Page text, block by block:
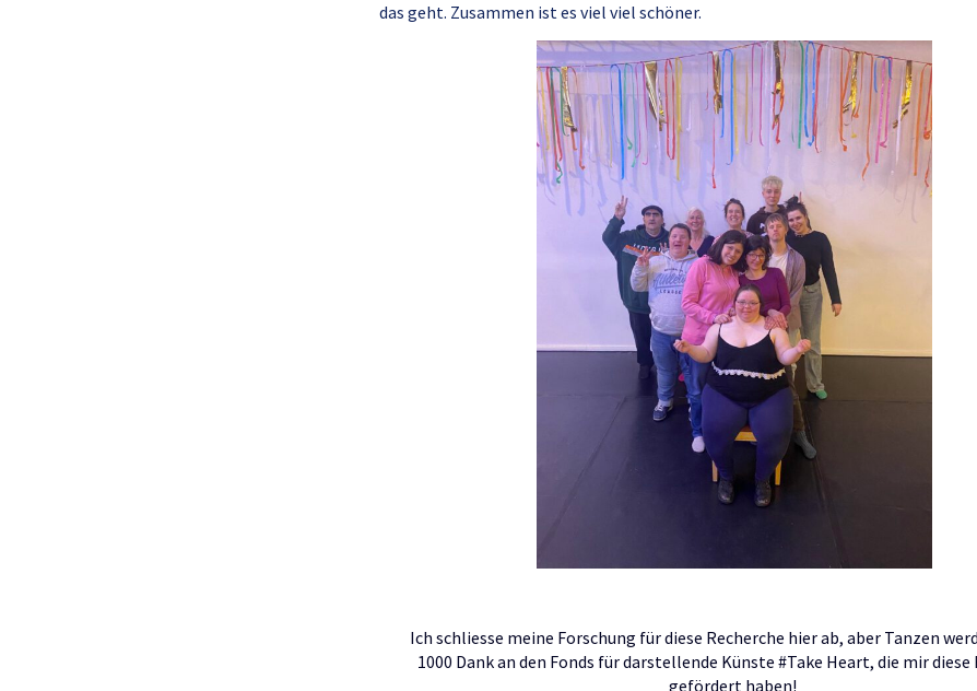
das geht. Zusammen ist es viel viel schöner.
Ich schliesse meine Forschung für diese Recherche hier ab, aber Tanzen
1000 Dank an den Fonds für darstellende Künste #Take Heart, die mir diese
gefördert haben!